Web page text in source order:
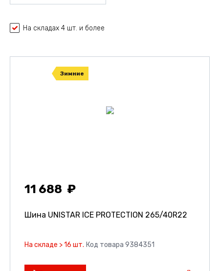
На складах 4 шт. и более
Зимние
11 688
Шина UNISTAR ICE PROTECTION 265/40R22
На складе > 16 шт. Код товара 9384351